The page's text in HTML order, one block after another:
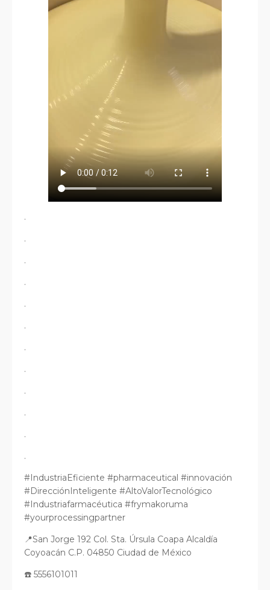
.
.
.
.
.
.
.
.
.
.
.
.
#IndustriaEficiente #pharmaceutical #innovación
#DirecciónInteligente #AltoValorTecnológico
#Industriafarmacéutica #frymakoruma
#yourprocessingpartner
📍San Jorge 192 Col. Sta. Úrsula Coapa Alcaldía
Coyoacán C.P. 04850 Ciudad de México
☎️ 5556101011